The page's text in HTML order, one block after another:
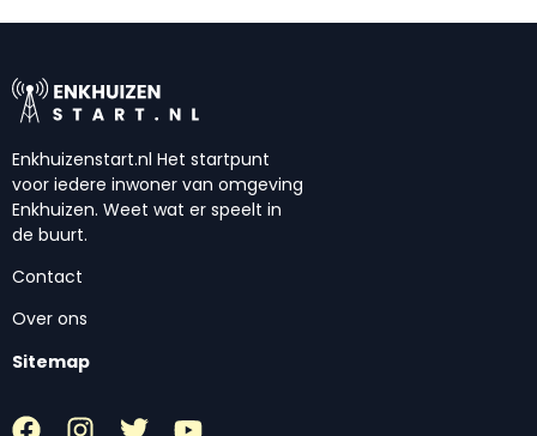
Enkhuizenstart.nl Het startpunt
voor iedere inwoner van omgeving
Enkhuizen. Weet wat er speelt in
de buurt.
Contact
Over ons
Sitemap